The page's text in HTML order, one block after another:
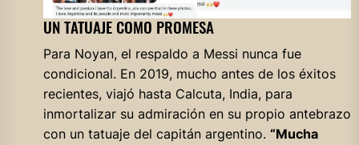
UN TATUAJE COMO PROMESA
Para Noyan, el respaldo a Messi nunca fue
condicional. En 2019, mucho antes de los éxitos
recientes, viajó hasta Calcuta, India, para
inmortalizar su admiración en su propio antebrazo
con un tatuaje del capitán argentino. “Mucha